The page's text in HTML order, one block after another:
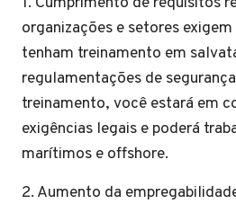
organizações e setores
tenham treinamento em
regulamentações de
treinamento, você estará em
exigências legais e poderá
marítimos e offshore.
2. Aumento da